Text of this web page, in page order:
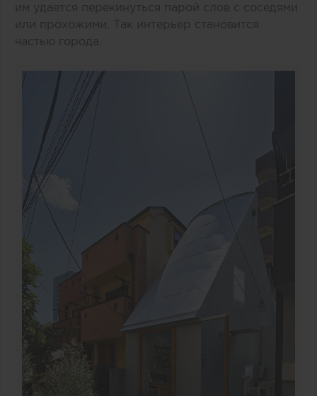
им удается перекинуться парой слов с соседями
или прохожими. Так интерьер становится
частью города.